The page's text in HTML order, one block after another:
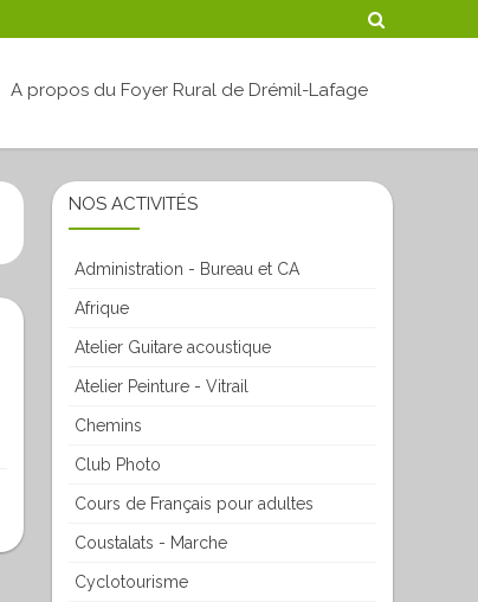
to
A propos du Foyer Rural de Drémil-Lafage
NOS ACTIVITÉS
Administration - Bureau et CA
Afrique
Atelier Guitare acoustique
Atelier Peinture - Vitrail
Chemins
Club Photo
Cours de Français pour adultes
Coustalats - Marche
Cyclotourisme